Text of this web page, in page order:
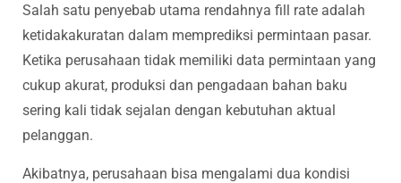
Salah satu penyebab utama rendahnya fill rate adalah
ketidakakuratan dalam memprediksi permintaan pasar.
Ketika perusahaan tidak memiliki data permintaan yang
cukup akurat, produksi dan pengadaan bahan baku
sering kali tidak sejalan dengan kebutuhan aktual
pelanggan.
Akibatnya, perusahaan bisa mengalami dua kondisi